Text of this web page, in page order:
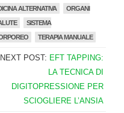
ALTERNATIVA
ORGANI
SISTEMA
TERAPIA MANUALE
NEXT POST: EFT TAPPING:
LA TECNICA DI
DIGITOPRESSIONE PER
SCIOGLIERE L’ANSIA